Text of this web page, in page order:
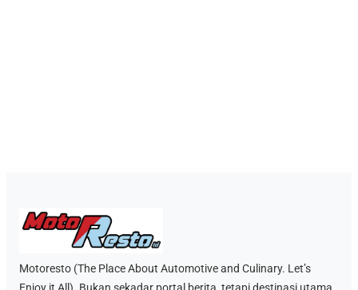
Motoresto (The Place About Automotive and Culinary. Let’s